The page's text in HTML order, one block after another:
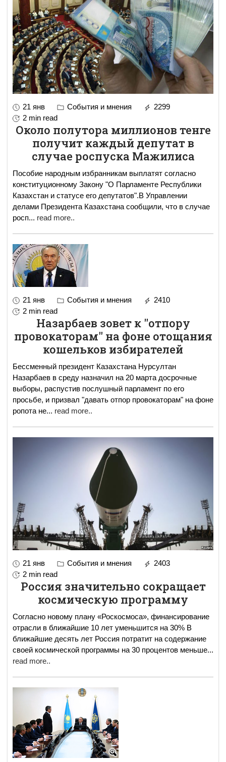
21 янв События и мнения
2299
2 min read
Около полутора миллионов тенге
получит каждый депутат в
случае роспуска Мажилиса
Пособие народным избранникам выплатят согласно
конституционному Закону "О Парламенте Республики
Казахстан и статусе его депутатов".В Управлении
делами Президента Казахстана сообщили, что в случае
росп... read more..
21 янв События и мнения
2410
2 min read
Назарбаев зовет к "отпору
провокаторам" на фоне отощания
кошельков избирателей
Бессменный президент Казахстана Нурсултан
Назарбаев в среду назначил на 20 марта досрочные
выборы, распустив послушный парламент по его
просьбе, и призвал "давать отпор провокаторам" на фоне
ропота не... read more..
21 янв События и мнения
2403
2 min read
Россия значительно сокращает
космическую программу
Согласно новому плану «Роскосмоса», финансирование
отрасли в ближайшие 10 лет уменьшится на 30% В
ближайшие десять лет Россия потратит на содержание
своей космической программы на 30 процентов меньше...
read more..